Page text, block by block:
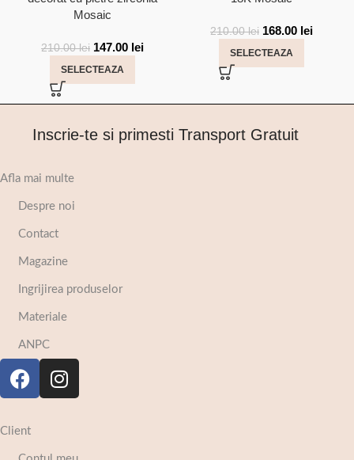
Mosaic
210.00lei 147.00 lei
SELECTEAZA
210.00lei 168.00 lei
SELECTEAZA
Inscrie-te si primesti Transport Gratuit
Afla mai multe
Despre noi
Contact
Magazine
Ingrijirea produselor
Materiale
ANPC
Client